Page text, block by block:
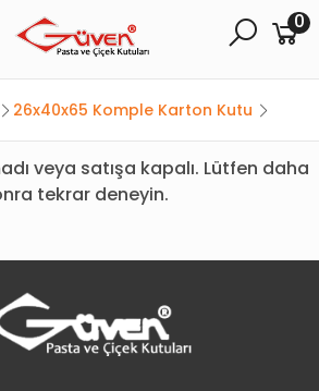
0
26x40x65 Komple Karton Kutu
veya satışa kapalı. Lütfen daha
tekrar deneyin.